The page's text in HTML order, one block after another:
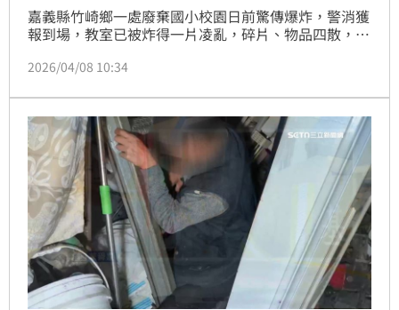
嘉義縣竹崎鄉一處廢棄國小校園日前驚傳爆炸，警消獲
報到場，教室已被炸得一片凌亂，碎片、物品四散，甚
力之大，現場宛如災難片場景；經查認定是人為爆裂物
名涉案大學生，由檢方向法院聲押獲准，此案爆炸現場
的畫面也跟著曝光。
2026/04/08 10:34